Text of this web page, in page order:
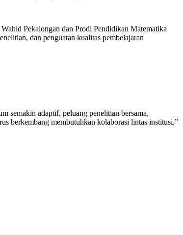
Pekalongan dan Prodi Pendidikan Matematika
dan penguatan kualitas pembelajaran
semakin adaptif, peluang penelitian bersama,
berkembang membutuhkan kolaborasi lintas institusi,”